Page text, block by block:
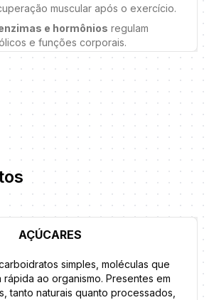
muscular após o exercício.
e hormônios regulam
e funções corporais.
nutrientes
carregam oxigênio,
anticorpos (imunoglobulinas)
AÇÚCARES
simples, moléculas que
ao organismo. Presentes em
tanto naturais quanto processados,